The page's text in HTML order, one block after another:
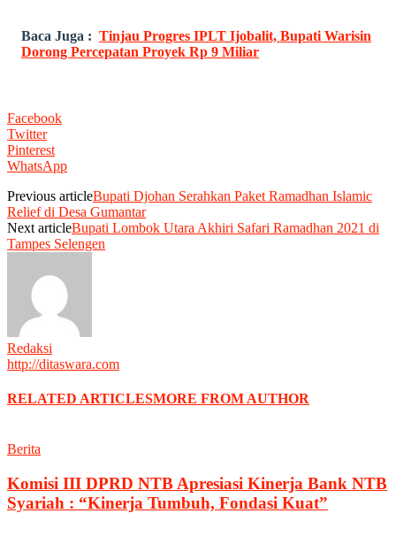
Baca Juga : Tinjau Progres IPLT Ijobalit, Bupati Warisin
Dorong Percepatan Proyek Rp 9 Miliar
Facebook
Twitter
Pinterest
WhatsApp
Previous articleBupati Djohan Serahkan Paket Ramadhan Islamic
Relief di Desa Gumantar
Next articleBupati Lombok Utara Akhiri Safari Ramadhan 2021 di
Tampes Selengen
Redaksi
http://ditaswara.com
RELATED ARTICLESMORE FROM AUTHOR
Berita
Komisi III DPRD NTB Apresiasi Kinerja Bank NTB
Syariah : “Kinerja Tumbuh, Fondasi Kuat”